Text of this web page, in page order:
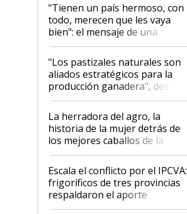
"Tienen un país hermoso, con
todo, merecen que les vaya
bien": el mensaje de una
ganadera uruguaya sobre las
oportunidades que se abren
para el agro en Argentina, con
foco en la carne
"Los pastizales naturales son
aliados estratégicos para la
producción ganadera", destaca
la iniciativa que ya reúne a 46
establecimientos en Argentina
La herradora del agro, la
historia de la mujer detrás de
los mejores caballos de la
Argentina y los mitos que
todavía hacen sufrir a estos
animales: "Mientras me
descalificaban, yo seguí
haciendo currículum"
Escala el conflicto por el IPCVA:
frigoríficos de tres provincias
respaldaron el aporte
obligatorio